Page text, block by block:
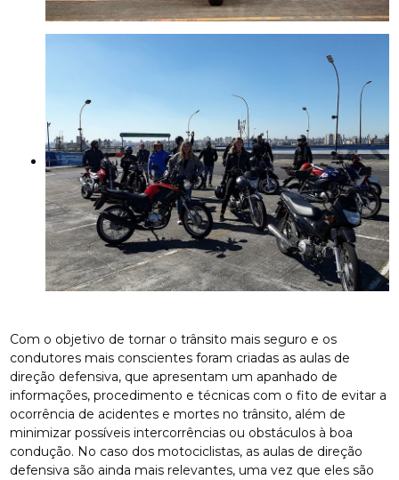
Com o objetivo de tornar o trânsito mais seguro e os
condutores mais conscientes foram criadas as aulas de
direção defensiva, que apresentam um apanhado de
informações, procedimento e técnicas com o fito de evitar a
ocorrência de acidentes e mortes no trânsito, além de
minimizar possíveis intercorrências ou obstáculos à boa
condução. No caso dos motociclistas, as aulas de direção
defensiva são ainda mais relevantes, uma vez que eles são